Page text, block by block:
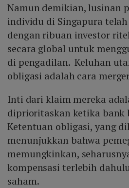
Namun demikian, lusinan
individu di Singapura
dengan ribuan investor
secara global untuk
di pengadilan. Keluhan
obligasi adalah cara
Inti dari klaim mereka
diprioritaskan ketika bank
Ketentuan obligasi, yang
menunjukkan bahwa
memungkinkan,
kompensasi terlebih
saham.